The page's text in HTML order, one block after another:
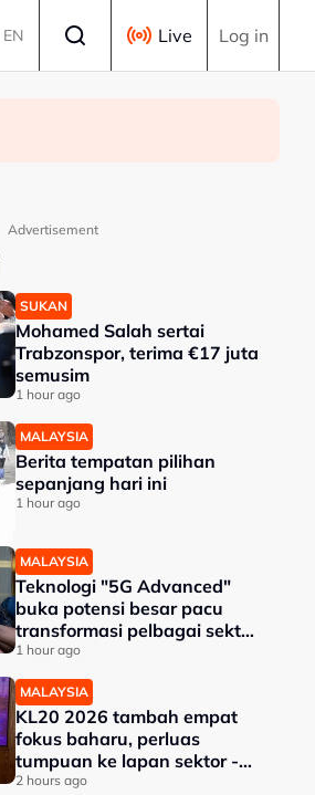
EN Live Log in
Advertisement
SUKAN
Mohamed Salah sertai
Trabzonspor, terima €17 juta
semusim
1 hour ago
MALAYSIA
Berita tempatan pilihan
sepanjang hari ini
1 hour ago
MALAYSIA
Teknologi "5G Advanced"
buka potensi besar pacu
transformasi pelbagai sektor
- Fahmi
1 hour ago
MALAYSIA
KL20 2026 tambah empat
fokus baharu, perluas
tumpuan ke lapan sektor -
Akmal Nasrullah
2 hours ago